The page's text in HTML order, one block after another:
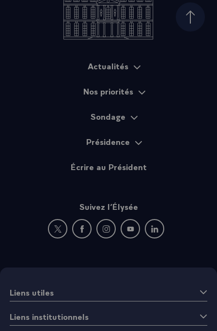
Haut
Actualités
Nos priorités
Sondage
Présidence
Écrire au Président
Suivez l’Élysée
Nouvelle fenêtre : rejoignez-nous sur Twitter
Nouvelle fenêtre : rejoignez-nous sur
Nouvelle fenêtre : rejoignez-nous
Nouvelle fenêtre :
Nouvelle fenêtre :
Liens utiles
Liens institutionnels